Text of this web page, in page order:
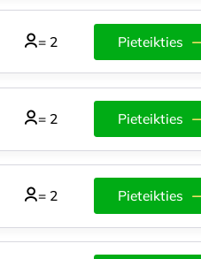
= 2 Pieteikties
= 2 Pieteikties
= 2 Pieteikties